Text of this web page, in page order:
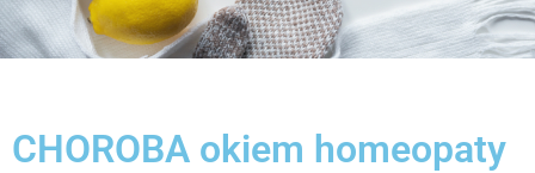
CHOROBA okiem homeopaty